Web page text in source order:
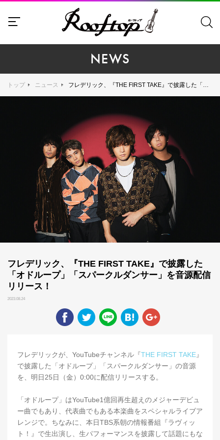
NEWS
トップ ニュース フレデリック、『THE FIRST TAKE』で披露した「オドループ」「スパークルダンサー」を音源配信リリース！
フレデリック、『THE FIRST TAKE』で披露した
「オドループ」「スパークルダンサー」を音源配信
リリース！
2023.08.24
フレデリックが、YouTubeチャンネル『THE FIRST TAKE』
で披露した「オドループ」「スパークルダンサー」の音源
を、明日25日（金）0:00に配信リリースする。
「オドループ」はYouTube1億回再生超えのメジャーデビュ
ー曲でもあり、代表曲でもある本楽曲をスペシャルライブア
レンジで。ちなみに、本日TBS系朝の情報番組『ラヴィッ
ト！』で生出演し、生パフォーマンスを披露して話題にもな